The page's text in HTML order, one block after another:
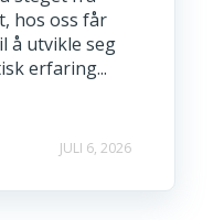
hos oss får
å utvikle seg
erfaring...
JULI 6, 2026